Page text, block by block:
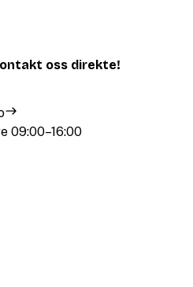
oss direkte!
09:00–16:00